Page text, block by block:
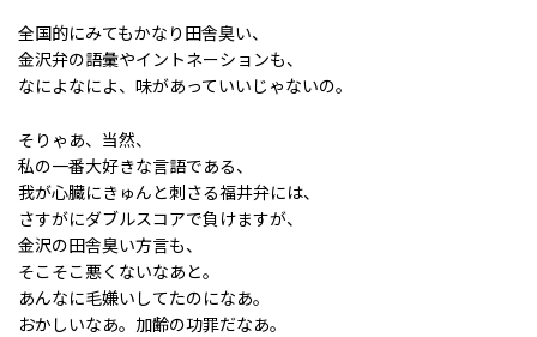
全国的にみてもかなり田舎臭い、
金沢弁の語彙やイントネーションも、
なによなによ、味があっていいじゃないの。
そりゃあ、当然、
私の一番大好きな言語である、
我が心臓にきゅんと刺さる福井弁には、
さすがにダブルスコアで負けますが、
金沢の田舎臭い方言も、
そこそこ悪くないなあと。
あんなに毛嫌いしてたのになあ。
おかしいなあ。加齢の功罪だなあ。